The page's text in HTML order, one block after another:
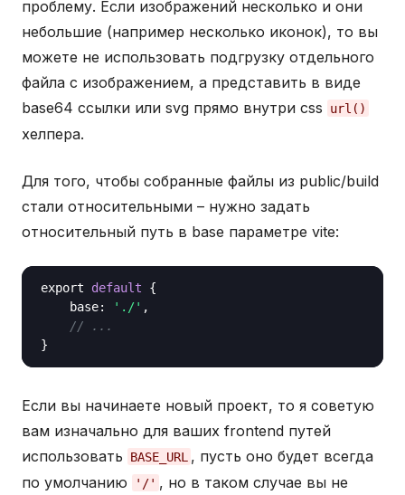
проблему. Если изображений несколько и они
небольшие (например несколько иконок), то вы
можете не использовать подгрузку отдельного
файла с изображением, а представить в виде
base64 ссылки или svg прямо внутри css
url()
хелпера.
Для того, чтобы собранные файлы из public/build
стали относительными – нужно задать
относительный путь в base параметре vite:
export default {
base: './' ,
// ...
Если вы начинаете новый проект, то я советую
вам изначально для ваших frontend путей
использовать
BASE_URL , пусть оно будет всегда
по умолчанию
'/' , но в таком случае вы не